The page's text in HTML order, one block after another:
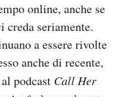
online, anche se
creda seriamente.
a essere rivolte
anche di recente,
al podcast Call Her